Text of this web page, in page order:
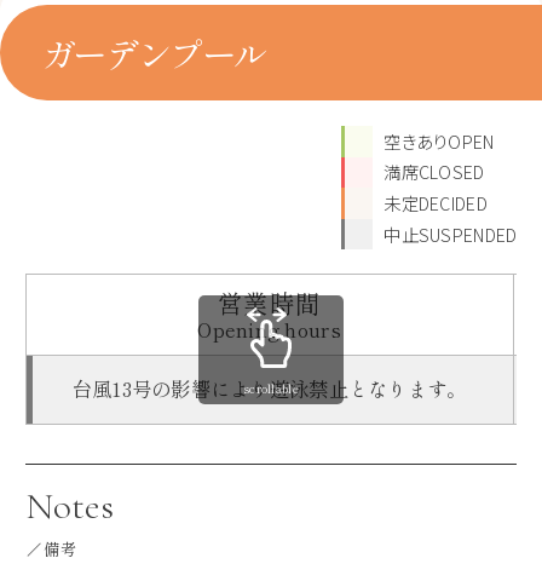
ガーデンプール
空きありOPEN
満席CLOSED
未定DECIDED
中止SUSPENDED
営業時間
Opening hours
台風13号の影響により遊泳禁止となります。
scrollable
Notes
備考